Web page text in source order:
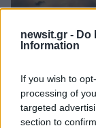
newsit.gr - Do
Information
If you wish to
processing of
targeted
section to
προβλέπει ο